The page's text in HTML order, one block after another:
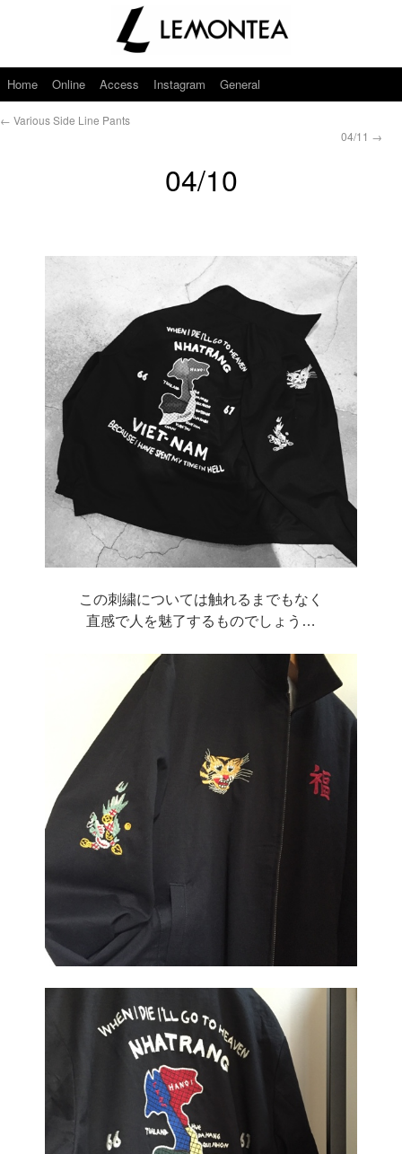
Home Online Access Instagram General
← Various Side Line Pants
04/11 →
04/10
この刺繍については触れるまでもなく
直感で人を魅了するものでしょう…